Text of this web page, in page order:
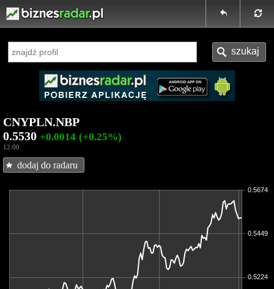
CNYPLN.NBP
0.5530 +0.0014 (+0.25%)
12:00
dodaj do radaru
0.5224
0.5449
0.5674